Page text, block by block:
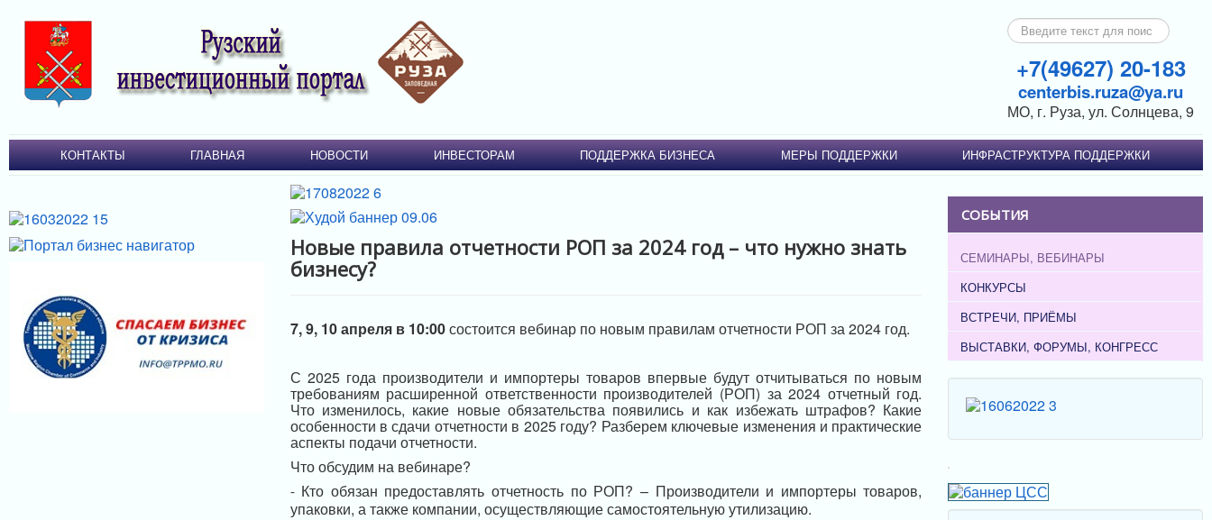
Искать...
+7(49627) 20-183
centerbis.ruza@ya.ru
МО, г. Руза, ул. Солнцева, 9
КОНТАКТЫ ГЛАВНАЯ НОВОСТИ ИНВЕСТОРАМ ПОДДЕРЖКА БИЗНЕСА МЕРЫ ПОДДЕРЖКИ ИНФРАСТРУКТУРА ПОДДЕРЖКИ
Новые правила отчетности РОП за 2024 год – что нужно знать
бизнесу?
7, 9, 10 апреля в 10:00состоится вебинар по новым правилам отчетности РОП за 2024 год.
С 2025 года производители и импортеры товаров впервые будут отчитываться по новым
требованиям расширенной ответственности производителей (РОП) за 2024 отчетный год.
Что изменилось, какие новые обязательства появились и как избежать штрафов? Какие
особенности в сдачи отчетности в 2025 году? Разберем ключевые изменения и практические
аспекты подачи отчетности.
Что обсудим на вебинаре?
- Кто обязан предоставлять отчетность по РОП? – Производители и импортеры товаров,
упаковки, а также компании, осуществляющие самостоятельную утилизацию.
СОБЫТИЯ
СЕМИНАРЫ, ВЕБИНАРЫ
КОНКУРСЫ
ВСТРЕЧИ, ПРИЁМЫ
ВЫСТАВКИ, ФОРУМЫ, КОНГРЕСС